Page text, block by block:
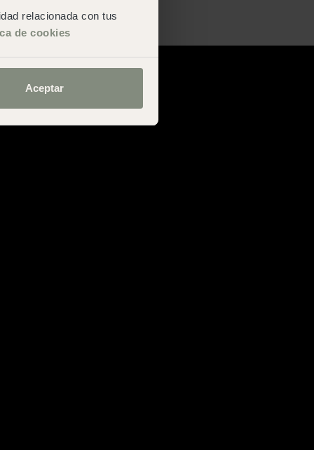
relacionada con tus
de cookies
Aceptar
San Sebastián